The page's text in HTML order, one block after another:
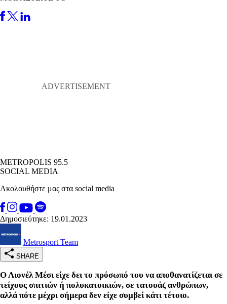
METROPOLIS 95.5
SOCIAL MEDIA
Ακολουθήστε μας στα social media
Δημοσιεύτηκε: 19.01.2023
Metrosport Team
SHARE
Ο Λιονέλ Μέσι είχε δει το πρόσωπό του να αποθανατίζεται σε
τείχους σπιτιών ή πολυκατοικιών, σε τατουάζ ανθρώπων,
αλλά πότε μέχρι σήμερα δεν είχε συμβεί κάτι τέτοιο.